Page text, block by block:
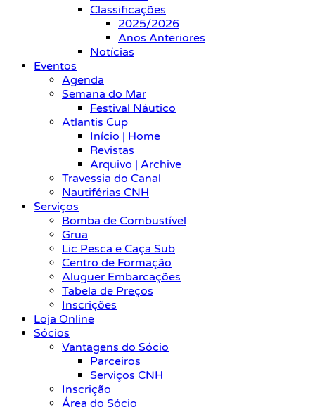
Classificações
2025/2026
Anos Anteriores
Notícias
Eventos
Agenda
Semana do Mar
Festival Náutico
Atlantis Cup
Início | Home
Revistas
Arquivo | Archive
Travessia do Canal
Nautiférias CNH
Serviços
Bomba de Combustível
Grua
Lic Pesca e Caça Sub
Centro de Formação
Aluguer Embarcações
Tabela de Preços
Inscrições
Loja Online
Sócios
Vantagens do Sócio
Parceiros
Serviços CNH
Inscrição
Área do Sócio